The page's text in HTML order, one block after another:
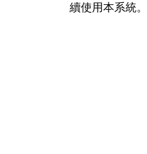
續使用本系統